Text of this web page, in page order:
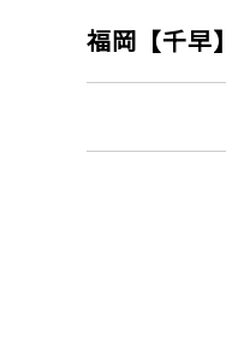
福岡【千早